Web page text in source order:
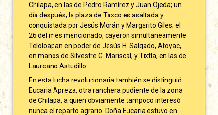
Chilapa, en las de Pedro Ramírez y Juan Ojeda; un
día después, la plaza de Taxco es asaltada y
conquistada por Jesús Morán y Margarito Giles; el
26 del mes mencionado, cayeron simultáneamente
Teloloapan en poder de Jesús H. Salgado, Atoyac,
en manos de Silvestre G. Mariscal, y Tixtla, en las de
Laureano Astudillo.
En esta lucha revolucionaria también se distinguió
Eucaria Apreza, otra ranchera pudiente de la zona
de Chilapa, a quien obviamente tampoco interesó
nunca el reparto agrario. Doña Eucaria estuvo en